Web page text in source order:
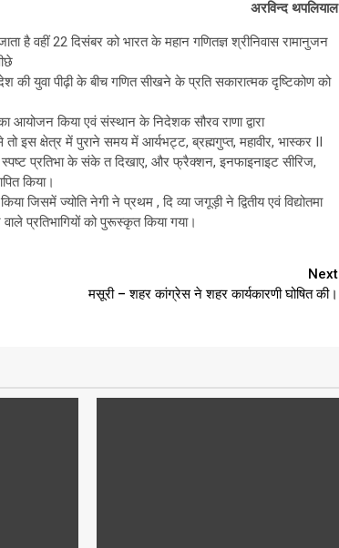
अरविन्द थपलियाल
है वहीं 22 दिसंबर को भारत के महान गणितज्ञ श्रीनिवास रामानुजन
की युवा पीढ़ी के बीच गणित सीखने के प्रति सकारात्मक दृष्टिकोण को
किया एवं संस्थान के निदेशक सौरव राणा द्वारा
इस क्षेत्र में पुराने समय में आर्यभट्ट, ब्रह्मगुप्त, महावीर, भास्कर II
प्रतिभा के संके त दिखाए, और फ्रैक्शन, इनफाइनाइट सीरिज,
किया।
जिसमें ज्योति नेगी ने प्रथम , दि व्या जगूड़ी ने द्वितीय एवं विद्योतमा
प्रतिभागियों को पुरूस्कृत किया गया।
Next
मसूरी – शहर कांग्रेस ने शहर कार्यकारणी घोषित की।